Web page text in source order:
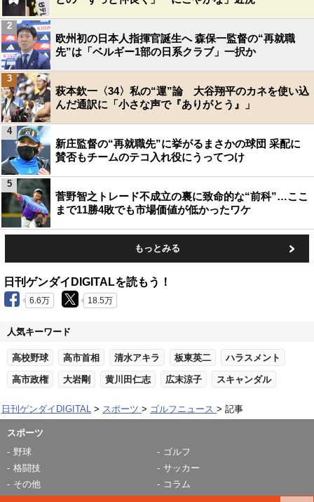
欧州初の日本人指揮官誕生へ 森保一監督の“再就職
先”は「ベルギー1部の日系クラブ」一択か
2
萩本欽一〈34〉私の“運”論 大谷翔平のカネを使い込
んだ通訳に「小さな声で『ありがとう』」
3
新庄監督の“再就職先”に挙がるまさかの球団 采配に
賛否もチームのテコ入れ役にうってつけ
4
菅野智之トレード不成立の裏に致命的な“前科”…ここ
まで11勝4敗でも市場価値が低かったワケ
5
もっとみる
日刊ゲンダイDIGITALを読もう！
6.6万 18.5万
人気キーワード
高校野球 高市首相 清水アキラ 板東英二 ハラスメント
高市政権 大岩剛 黄川田仁志 広末涼子 スキャンダル
日刊ゲンダイDIGITAL スポーツ ゴルフニュース 記事
スポーツ
野球
ゴルフ
格闘技
サッカー
その他
コラム